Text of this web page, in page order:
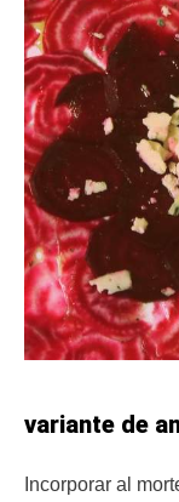
variante de
Incorporar al